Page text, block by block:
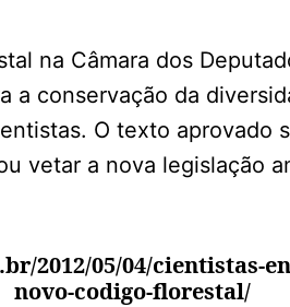
na Câmara dos
a conservação da
O texto aprovado
vetar a nova legislação
2012/05/04/cientistas-
novo-codigo-florestal/